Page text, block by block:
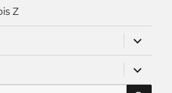
Z
anzeigen
anzeigen